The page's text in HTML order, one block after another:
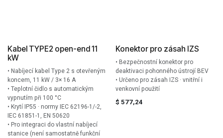
Kabel TYPE2 open-end 11
kW
• Nabíjecí kabel Type 2 s otevřeným
koncem, 11 kW / 3× 16 A
• Teplotní čidlo s automatickým
vypnutím při 100 °C
• Krytí IP55 · normy IEC 62196-1/-2,
IEC 61851-1, EN 50620
• Pro integraci do vlastní nabíjecí
stanice (není samostatně funkční
Konektor pro zásah IZS
• Bezpečnostní konektor pro
deaktivaci pohonného ústrojí BEV
• Určeno pro zásah IZS · vnitřní i
venkovní použití
$ 577,24